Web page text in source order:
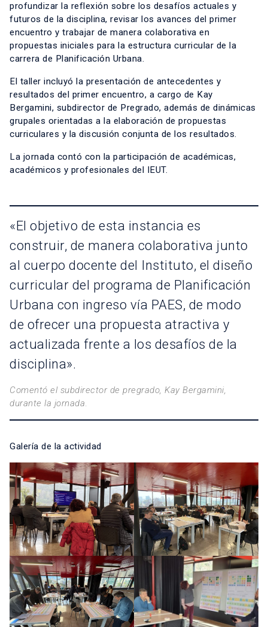
profundizar la reflexión sobre los desafíos actuales y
futuros de la disciplina, revisar los avances del primer
encuentro y trabajar de manera colaborativa en
propuestas iniciales para la estructura curricular de la
carrera de Planificación Urbana.
El taller incluyó la presentación de antecedentes y
resultados del primer encuentro, a cargo de Kay
Bergamini, subdirector de Pregrado, además de dinámicas
grupales orientadas a la elaboración de propuestas
curriculares y la discusión conjunta de los resultados.
La jornada contó con la participación de académicas,
académicos y profesionales del IEUT.
«El objetivo de esta instancia es
construir, de manera colaborativa junto
al cuerpo docente del Instituto, el diseño
curricular del programa de Planificación
Urbana con ingreso vía PAES, de modo
de ofrecer una propuesta atractiva y
actualizada frente a los desafíos de la
disciplina».
Comentó el subdirector de pregrado, Kay Bergamini,
durante la jornada.
Galería de la actividad